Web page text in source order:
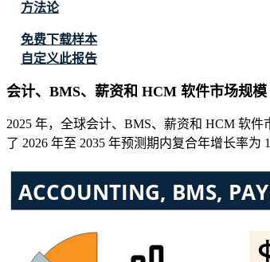
方法论
免费下载样本
自定义此报告
会计、BMS、薪资和 HCM 软件市场规模
2025 年，全球会计、BMS、薪资和 HCM 软件
了 2026 年至 2035 年预测期内复合年增长率